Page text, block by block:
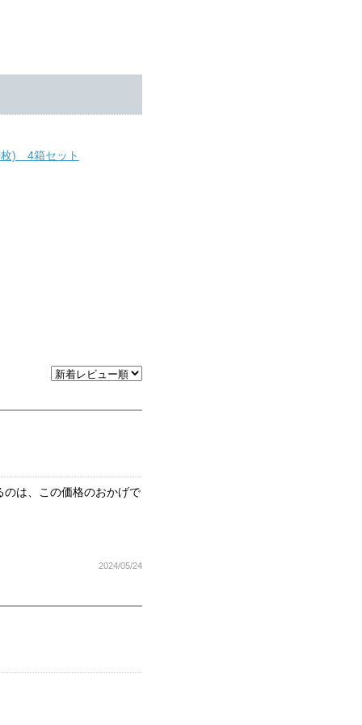
枚) 4箱セット
のは、この価格のおかげで
2024/05/24